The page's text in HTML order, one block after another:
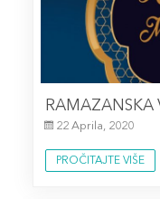
22 Aprila, 2020
PROČITAJTE VIŠE